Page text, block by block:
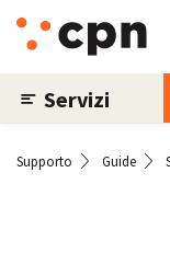
Servizi
Supporto Guide